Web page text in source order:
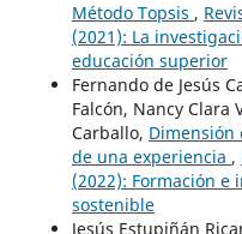
Método Topsis ,
(2021): La
educación superior
Fernando de Jesús
Falcón, Nancy Clara
Carballo, Dimensión
de una experiencia ,
(2022): Formación
sostenible
Jesús Estupiñán